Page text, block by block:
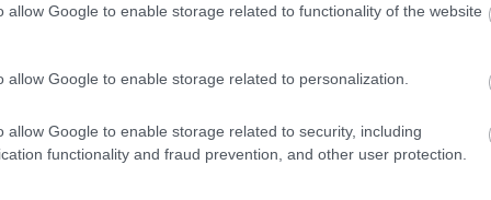
allow Google to enable storage related to functionality of the website
allow Google to enable storage related to personalization.
allow Google to enable storage related to security, including
functionality and fraud prevention, and other user protection.
αντέδρασαν φυσιολογικά, δηλαδή
πλέον να κάνουν τους λογαριασμούς
ακριβότερο χρήμα από την ΕΚΤ.